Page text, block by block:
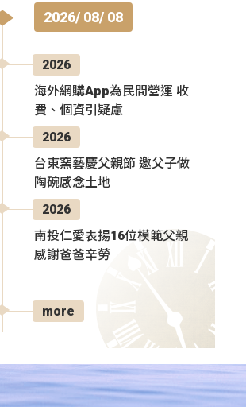
2026/ 08/ 08
2026
海外網購App為民間營運 收
費、個資引疑慮
2026
台東窯藝慶父親節 邀父子做
陶碗感念土地
2026
南投仁愛表揚16位模範父親
感謝爸爸辛勞
more